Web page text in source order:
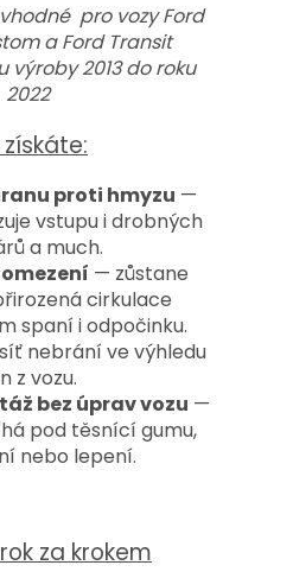
pro vozy Ford
a Ford Transit
výroby 2013 do roku
2022
proti hmyzu —
vstupu i drobných
a much.
— zůstane
cirkulace
spaní i odpočinku.
nebrání ve výhledu
z vozu.
bez úprav vozu —
pod těsnící gumu,
nebo lepení.
za krokem